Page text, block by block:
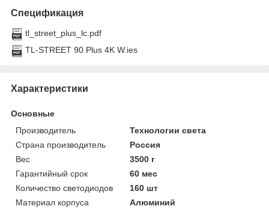
Спецификация
tl_street_plus_lc.pdf
TL-STREET 90 Plus 4K W.ies
Характеристики
Основные
Производитель
Технологии света
Страна производитель
Россия
Вес
3500 г
Гарантийный срок
60 мес
Количество светодиодов
160 шт
Материал корпуса
Алюминий